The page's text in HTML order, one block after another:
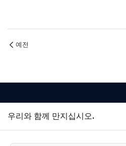
예전
우리와 함께 만지십시오.